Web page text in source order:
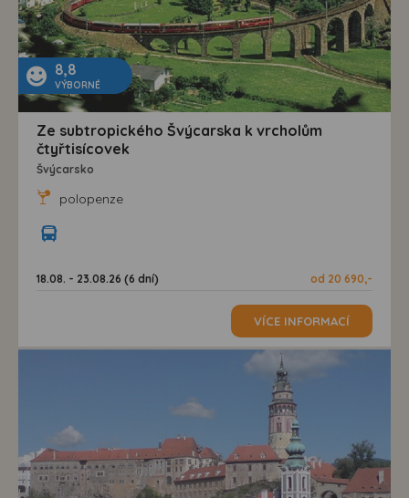
8,8
VÝBORNÉ
Ze subtropického Švýcarska k vrcholům
čtyřtisícovek
Švýcarsko
polopenze
18.08. - 23.08.26 (6 dní) od 20 690,-
VÍCE INFORMACÍ